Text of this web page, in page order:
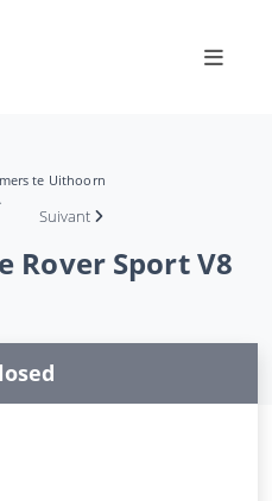
te Uithoorn
Suivant
Rover Sport V8